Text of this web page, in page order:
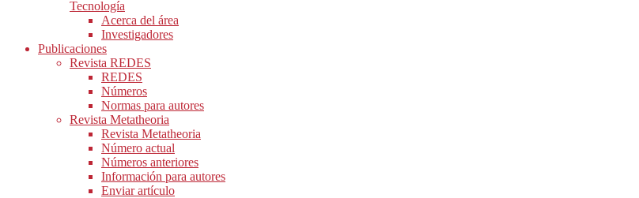
Tecnología
Acerca del área
Investigadores
Publicaciones
Revista REDES
REDES
Números
Normas para autores
Revista Metatheoria
Revista Metatheoria
Número actual
Números anteriores
Información para autores
Enviar artículo